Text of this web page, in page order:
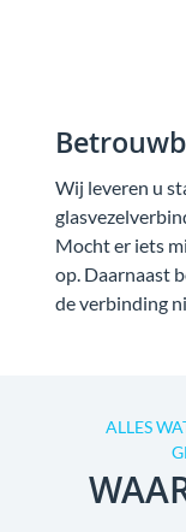
Wij leveren u
Mocht er iets
op. Daarnaast
de verbinding
ALLES